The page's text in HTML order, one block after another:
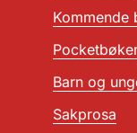
Kommende
Barn og
Sakprosa